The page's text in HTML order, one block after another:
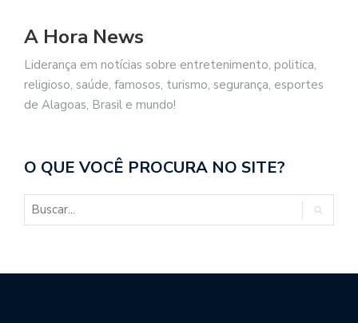
A Hora News
Liderança em notícias sobre entretenimento, politica,
religioso, saúde, famosos, turismo, segurança, esportes
de Alagoas, Brasil e mundo!
O QUE VOCÊ PROCURA NO SITE?